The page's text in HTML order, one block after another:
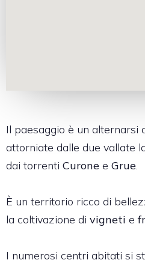
Il paesaggio è un alternarsi
attorniate dalle due vallate
dai torrenti Curone e Grue.
È un territorio ricco di
la coltivazione di vigneti e
I numerosi centri abitati si